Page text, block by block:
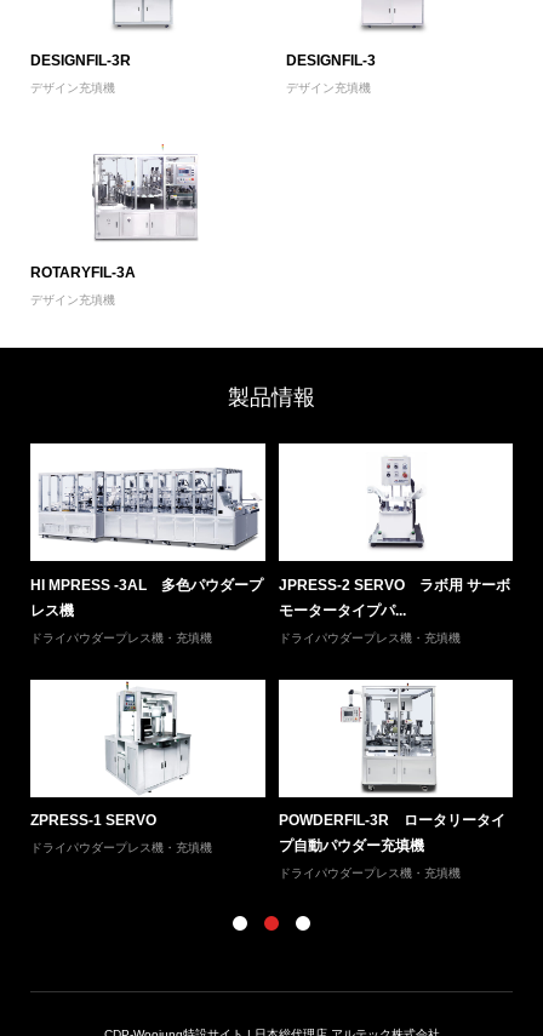
DESIGNFIL-3R
デザイン充填機
DESIGNFIL-3
デザイン充填機
ROTARYFIL-3A
デザイン充填機
製品情報
HI MPRESS -3AL 多色パウダープ
レス機
ドライパウダープレス機・充填機
JPRESS-2 SERVO ラボ用 サーボ
モータータイプパ...
ドライパウダープレス機・充填機
ZPRESS-1 SERVO
ドライパウダープレス機・充填機
POWDERFIL-3R ロータリータイ
プ自動パウダー充填機
ドライパウダープレス機・充填機